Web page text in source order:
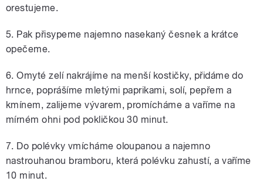
orestujeme.
5. Pak přisypeme najemno nasekaný česnek a krátce
opečeme.
6. Omyté zelí nakrájíme na menší kostičky, přidáme do
hrnce, poprášíme mletými paprikami, solí, pepřem a
kmínem, zalijeme vývarem, promícháme a vaříme na
mírném ohni pod pokličkou 30 minut.
7. Do polévky vmícháme oloupanou a najemno
nastrouhanou bramboru, která polévku zahustí, a vaříme
10 minut.